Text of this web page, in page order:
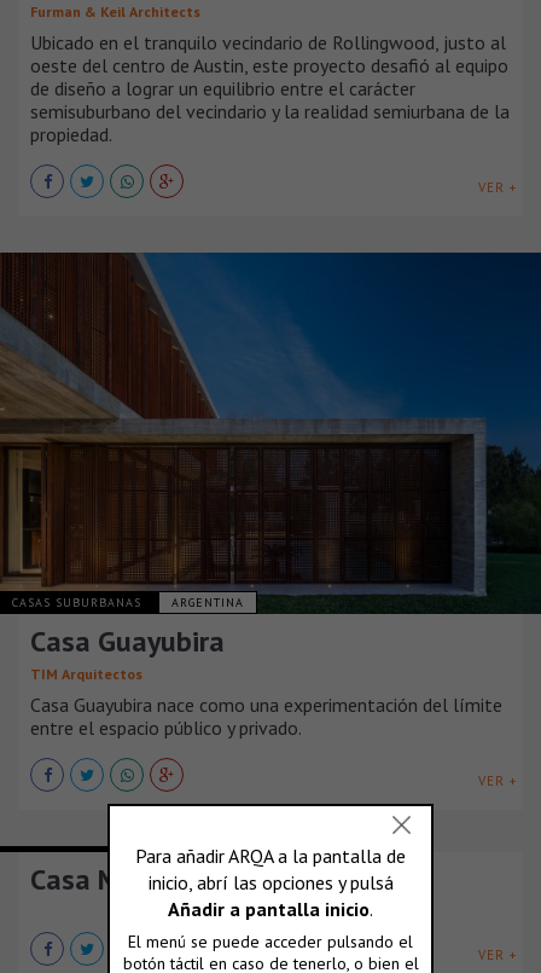
Furman & Keil Architects
Ubicado en el tranquilo vecindario de Rollingwood, justo al
oeste del centro de Austin, este proyecto desafió al equipo
de diseño a lograr un equilibrio entre el carácter
semisuburbano del vecindario y la realidad semiurbana de la
propiedad.
VER +
CASAS SUBURBANAS ARGENTINA
Casa Guayubira
TIM Arquitectos
Casa Guayubira nace como una experimentación del límite
entre el espacio público y privado.
VER +
Casa Moctezuma
VER +